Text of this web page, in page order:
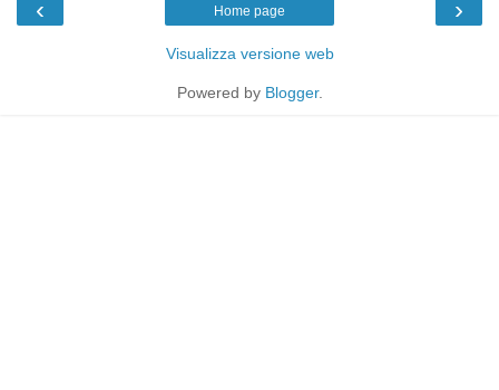
‹ ›
Home page
Visualizza versione web
Powered by Blogger.